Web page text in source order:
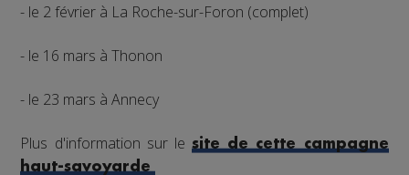
- le 2 février à La Roche-sur-Foron (complet)
- le 16 mars à Thonon
- le 23 mars à Annecy
Plus d'information sur lesite de cette campagne
haut-savoyarde